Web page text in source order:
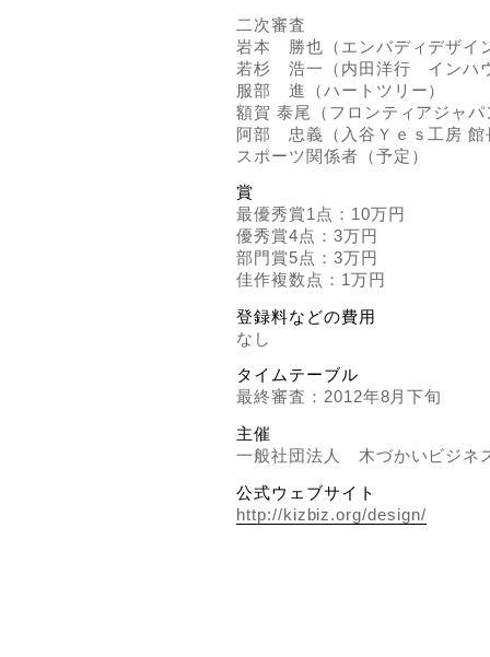
二次審査
岩本 勝也（エンバディデザイ
若杉 浩一（内田洋行 インハ
服部 進（ハートツリー）
額賀 泰尾（フロンティアジャパ
阿部 忠義（入谷Ｙｅｓ工房 館
スポーツ関係者（予定）
賞
最優秀賞1点：10万円
優秀賞4点：3万円
部門賞5点：3万円
佳作複数点：1万円
登録料などの費用
なし
タイムテーブル
最終審査：2012年8月下旬
主催
一般社団法人 木づかいビジネ
公式ウェブサイト
http://kizbiz.org/design/